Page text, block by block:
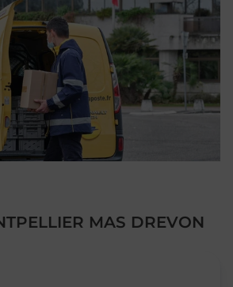
MAS DREVON